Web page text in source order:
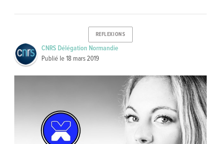
REFLEXIONS
CNRS Délégation Normandie
Publié le 18 mars 2019